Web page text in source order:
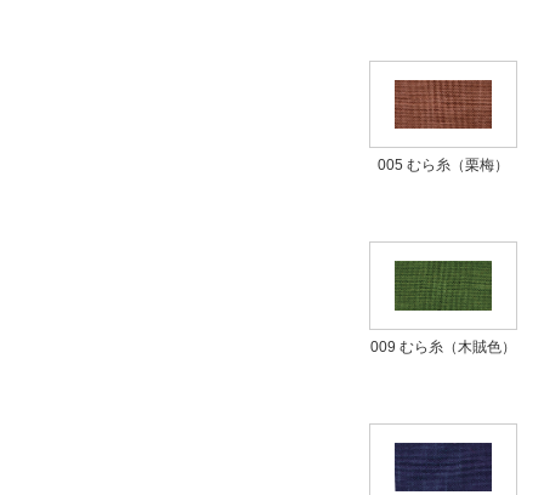
005 むら糸（栗梅）
009 むら糸（木賊色）